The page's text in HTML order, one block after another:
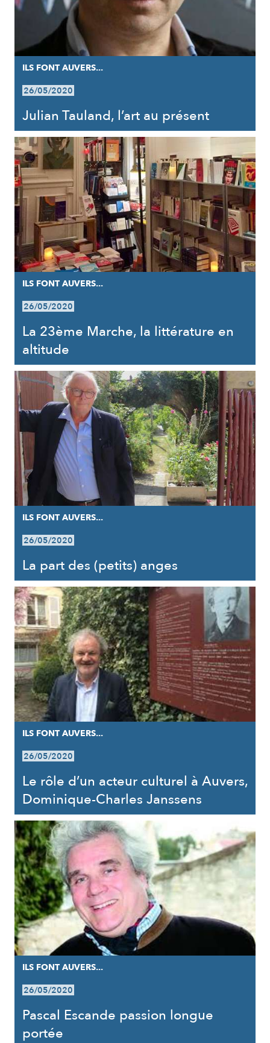
ILS FONT AUVERS...
26/05/2020
Julian Tauland, l’art au présent
ILS FONT AUVERS...
26/05/2020
La 23ème Marche, la littérature en
altitude
ILS FONT AUVERS...
26/05/2020
La part des (petits) anges
ILS FONT AUVERS...
26/05/2020
Le rôle d’un acteur culturel à Auvers,
Dominique-Charles Janssens
ILS FONT AUVERS...
26/05/2020
Pascal Escande passion longue
portée